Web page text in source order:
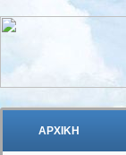
ΑΡΧΙΚΗ